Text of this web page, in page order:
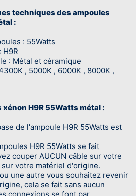
techniques des ampoules
:
: 55Watts
H9R
: Métal et céramique
, 5000K , 6000K , 8000K ,
H9R 55Watts métal :
de l'ampoule H9R 55Watts est
H9R 55Watts se fait
couper AUCUN câble sur votre
votre matériel d'origine.
une autre vous souhaitez revenir
cela se fait sans aucun